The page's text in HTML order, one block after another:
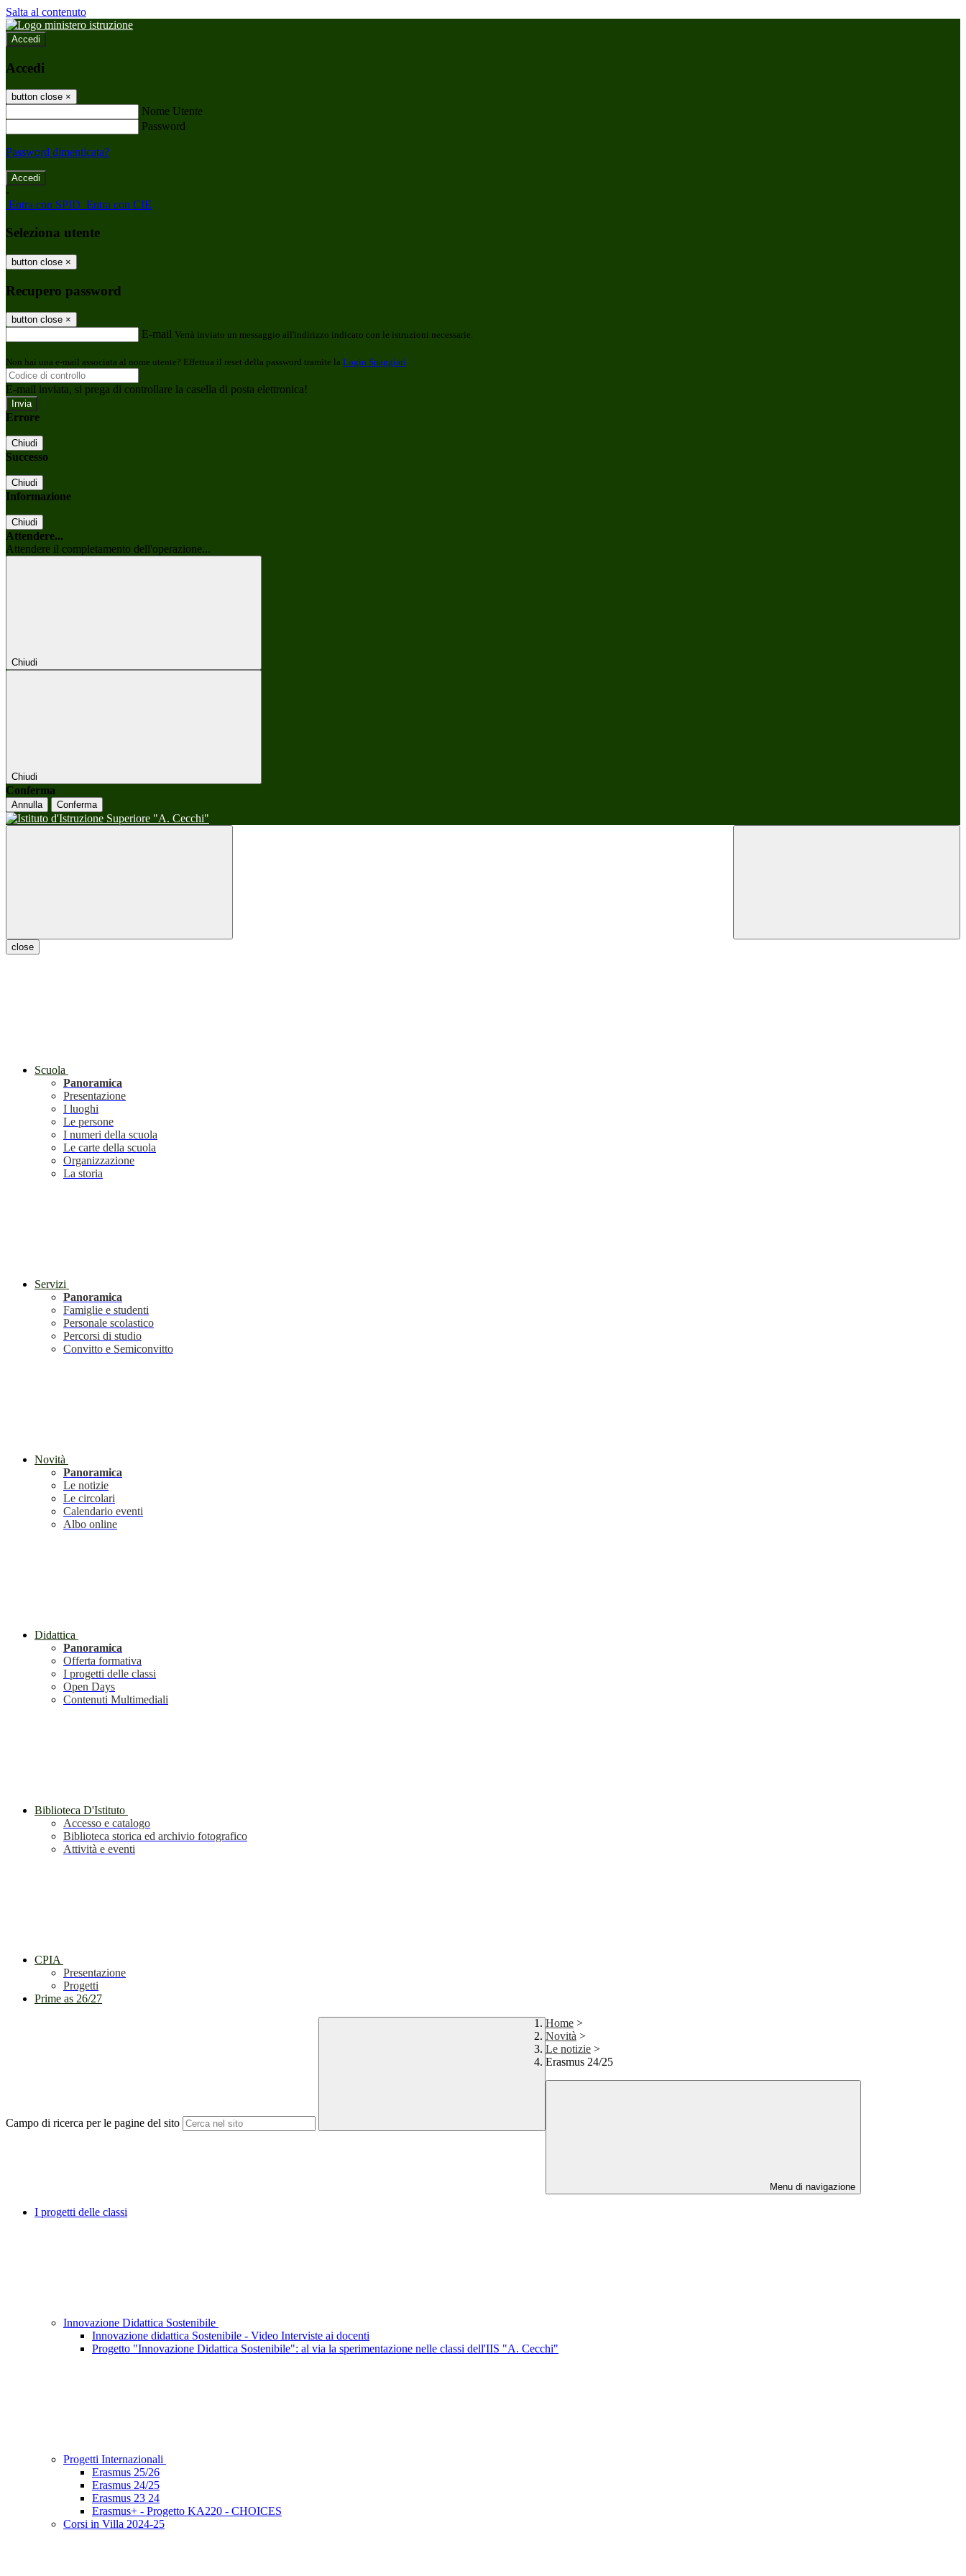
Salta al contenuto
Accedi
Accedi
button close ×
Nome Utente
Password
Password dimenticata?
-
Entra con SPID Entra con CIE
Seleziona utente
button close ×
Recupero password
button close ×
E-mail Verrà inviato un messaggio all'indirizzo indicato con le istruzioni necessarie.
Non hai una e-mail associata al nome utente? Effettua il reset della password tramite la Login Spaggiari
E-mail inviata, si prega di controllare la casella di posta elettronica!
Errore
Chiudi
Successo
Chiudi
Informazione
Chiudi
Attendere...
Attendere il completamento dell'operazione...
Chiudi
Chiudi
Conferma
Annulla Conferma
close
Scuola
Panoramica
Presentazione
I luoghi
Le persone
I numeri della scuola
Le carte della scuola
Organizzazione
La storia
Servizi
Panoramica
Famiglie e studenti
Personale scolastico
Percorsi di studio
Convitto e Semiconvitto
Novità
Panoramica
Le notizie
Le circolari
Calendario eventi
Albo online
Didattica
Panoramica
Offerta formativa
I progetti delle classi
Open Days
Contenuti Multimediali
Biblioteca D'Istituto
Accesso e catalogo
Biblioteca storica ed archivio fotografico
Attività e eventi
CPIA
Presentazione
Progetti
Prime as 26/27
Campo di ricerca per le pagine del sito
Home >
Novità >
Le notizie >
Erasmus 24/25
Menu di navigazione
I progetti delle classi
Innovazione Didattica Sostenibile
Innovazione didattica Sostenibile - Video Interviste ai docenti
Progetto "Innovazione Didattica Sostenibile": al via la sperimentazione nelle classi dell'IIS "A. Cecchi"
Progetti Internazionali
Erasmus 25/26
Erasmus 24/25
Erasmus 23 24
Erasmus+ - Progetto KA220 - CHOICES
Corsi in Villa 2024-25